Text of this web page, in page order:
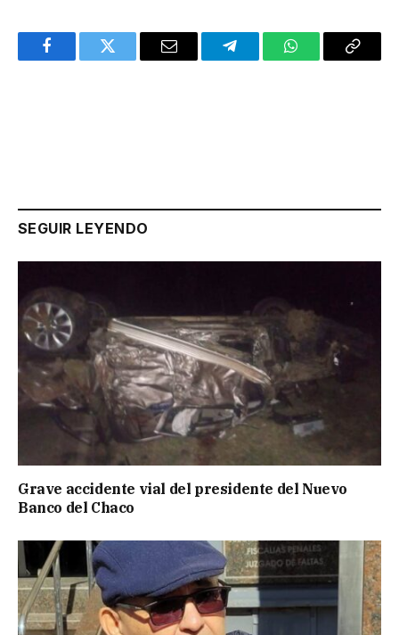
FacebookTwitter Email TelegramWhatsAppCopy
SEGUIR LEYENDO
Grave accidente vial del presidente del Nuevo
Banco del Chaco